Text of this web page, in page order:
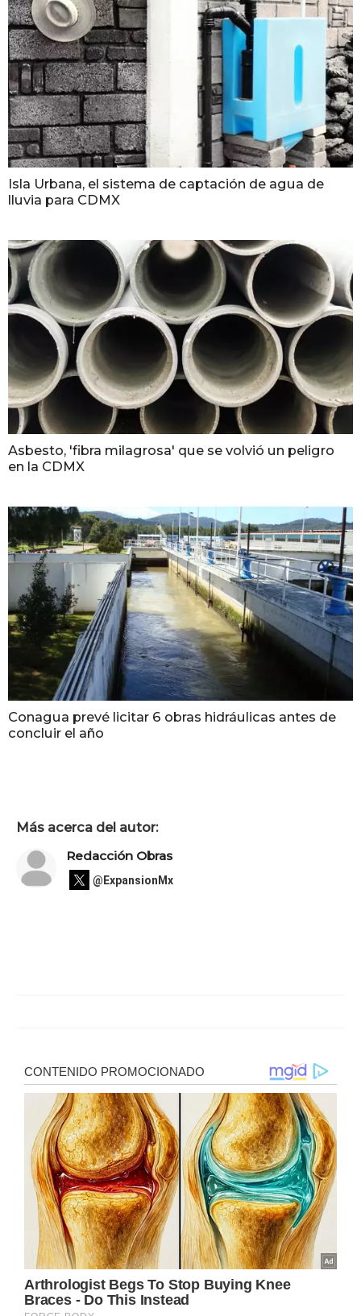
Isla Urbana, el sistema de captación de agua de
lluvia para CDMX
Asbesto, 'fibra milagrosa' que se volvió un peligro
en la CDMX
Conagua prevé licitar 6 obras hidráulicas antes de
concluir el año
Más acerca del autor:
Redacción Obras
@ExpansionMx